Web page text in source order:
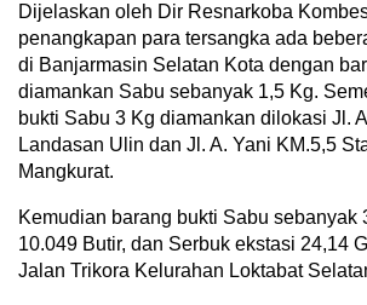
Dijelaskan oleh Dir Resnarkoba
penangkapan para tersangka ada
di Banjarmasin Selatan Kota dengan
diamankan Sabu sebanyak 1,5 Kg.
bukti Sabu 3 Kg diamankan dilokasi Jl.
Landasan Ulin dan Jl. A. Yani KM.5,5
Mangkurat.
Kemudian barang bukti Sabu sebanyak
10.049 Butir, dan Serbuk ekstasi 24,14
Jalan Trikora Kelurahan Loktabat